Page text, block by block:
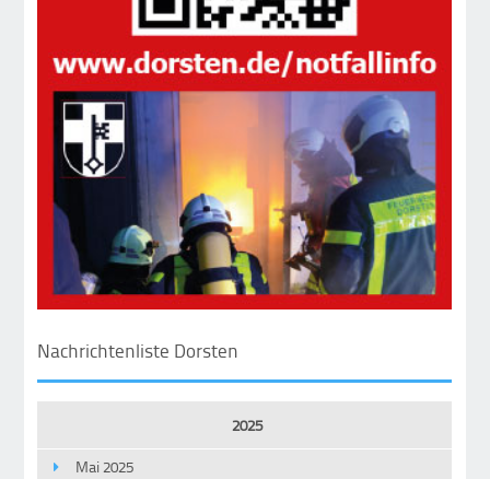
Nachrichtenliste Dorsten
2025
Mai 2025